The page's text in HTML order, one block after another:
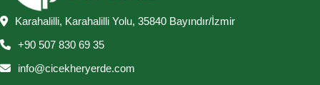
Karahalilli, Karahalilli Yolu, 35840 Bayındır/İzmir
+90 507 830 69 35
info@cicekheryerde.com